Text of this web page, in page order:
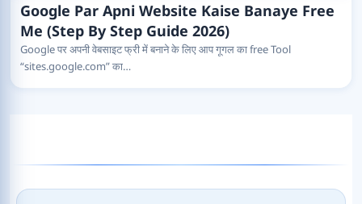
Google Par Apni Website Kaise Banaye Free
Me (Step By Step Guide 2026)
Google पर अपनी वेबसाइट फ्री में बनाने के लिए आप गूगल का free Tool
“sites.google.com” का…